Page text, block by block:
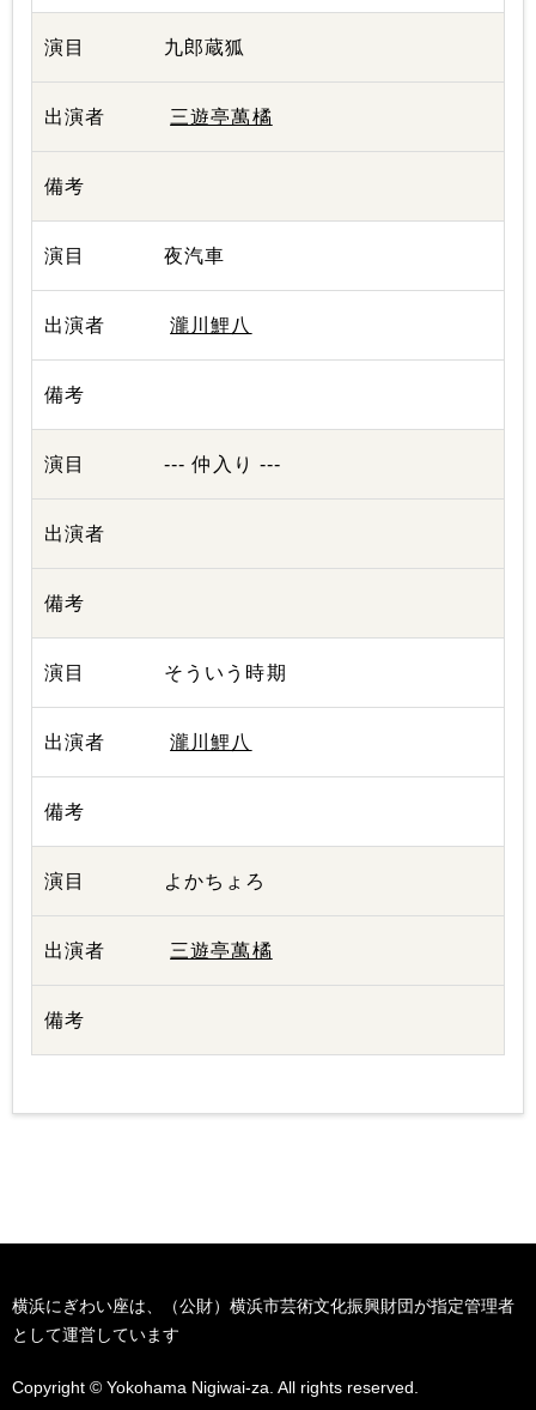
九郎蔵狐
三遊亭萬橘
夜汽車
瀧川鯉八
--- 仲入り ---
そういう時期
瀧川鯉八
よかちょろ
三遊亭萬橘
横浜にぎわい座は、（公財）横浜市芸術文化振興財団が指定管理者
として運営しています
Copyright © Yokohama Nigiwai-za. All rights reserved.